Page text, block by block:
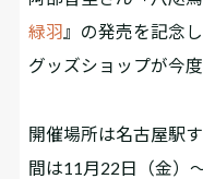
緑羽 』の発売を記念
グッズショップが今
開催場所は名古屋駅
間は11月22日（金）